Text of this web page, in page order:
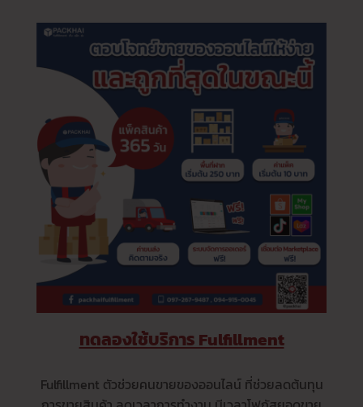
ทดลองใช้บริการ Fulfillment
Fulfillment ตัวช่วยคนขายของออนไลน์ ที่ช่วยลดต้นทุน